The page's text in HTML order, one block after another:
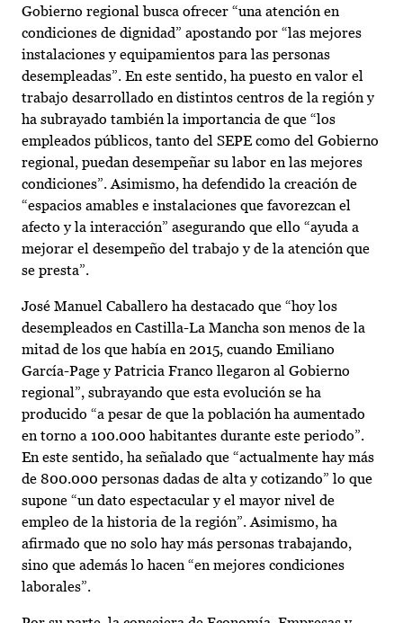
Gobierno regional busca ofrecer “una atención en
condiciones de dignidad” apostando por “las mejores
instalaciones y equipamientos para las personas
desempleadas”. En este sentido, ha puesto en valor el
trabajo desarrollado en distintos centros de la región y
ha subrayado también la importancia de que “los
empleados públicos, tanto del SEPE como del Gobierno
regional, puedan desempeñar su labor en las mejores
condiciones”. Asimismo, ha defendido la creación de
“espacios amables e instalaciones que favorezcan el
afecto y la interacción” asegurando que ello “ayuda a
mejorar el desempeño del trabajo y de la atención que
se presta”.
José Manuel Caballero ha destacado que “hoy los
desempleados en Castilla-La Mancha son menos de la
mitad de los que había en 2015, cuando Emiliano
García-Page y Patricia Franco llegaron al Gobierno
regional”, subrayando que esta evolución se ha
producido “a pesar de que la población ha aumentado
en torno a 100.000 habitantes durante este periodo”.
En este sentido, ha señalado que “actualmente hay más
de 800.000 personas dadas de alta y cotizando” lo que
supone “un dato espectacular y el mayor nivel de
empleo de la historia de la región”. Asimismo, ha
afirmado que no solo hay más personas trabajando,
sino que además lo hacen “en mejores condiciones
laborales”.